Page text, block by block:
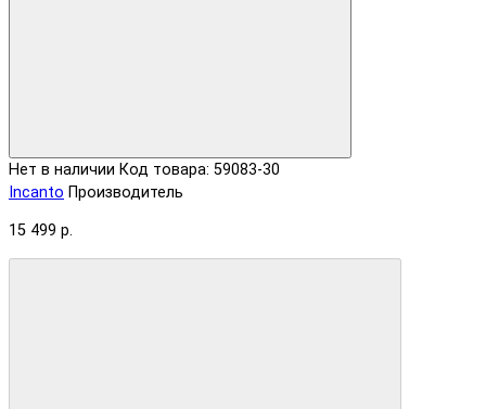
Нет в наличии Код товара: 59083-30
Incanto Производитель
15 499 р.